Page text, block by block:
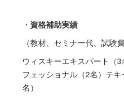
・ 資格補助実績
（教材、セミナー代、試験
ウィスキーエキスパート（
フェッショナル（2名）テ
名）